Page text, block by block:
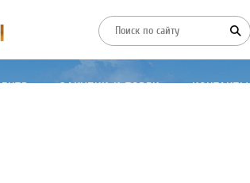
ЗАКУПКИ И ТОРГИ КОНТАКТЫ